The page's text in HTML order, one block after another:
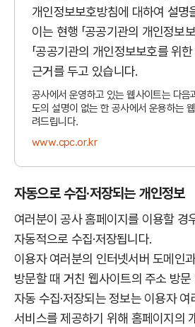
개인정보보호방침에 대하여 설명
이는 현행 「공공기관의 개인정보
「공공기관의 개인정보보호를 위한
근거를 두고 있습니다.
공사에서 운영하고 있는 웹사이트는 다음
도의 설명이 없는 한 공사에서 운용하는
려드립니다.
www.cpc.or.kr
자동으로 수집·저장되는 개인정보
여러분이 공사 홈페이지를 이용할 경
자동적으로 수집·저장됩니다.
이용자 여러분의 인터넷서버 도메인
방문할 때 거친 웹사이트의 주소 방문
자동 수집·저장되는 정보는 이용자
서비스를 제공하기 위해 홈페이지의